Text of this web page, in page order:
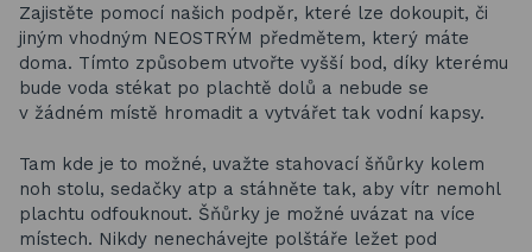
Zajistěte pomocí našich podpěr, které lze dokoupit, či
jiným vhodným NEOSTRÝM předmětem, který máte
doma. Tímto způsobem utvořte vyšší bod, díky kterému
bude voda stékat po plachtě dolů a nebude se
v žádném místě hromadit a vytvářet tak vodní kapsy.
Tam kde je to možné, uvažte stahovací šňůrky kolem
noh stolu, sedačky atp a stáhněte tak, aby vítr nemohl
plachtu odfouknout. Šňůrky je možné uvázat na více
místech. Nikdy nenechávejte polštáře ležet pod